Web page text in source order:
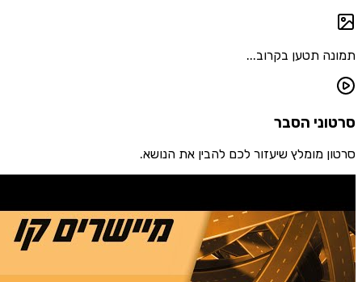
תטען בקרוב...
הסבר
מומלץ שיעזור לכם להבין את הנושא.